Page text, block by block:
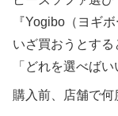
『Yogibo（ヨギボ
いざ買おうとする
「どれを選べば
購入前、店舗で何